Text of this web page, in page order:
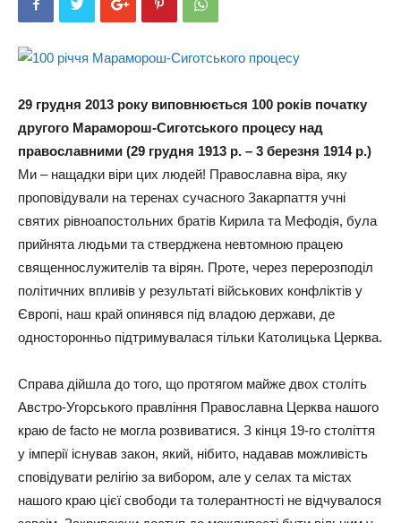
29 грудня 2013 року виповнюється 100 років початку
другого Мараморош-Сиготського процесу над
православними (29 грудня 1913 р. – 3 березня 1914 р.)
Ми – нащадки віри цих людей! Православна віра, яку
проповідували на теренах сучасного Закарпаття учні
святих рівноапостольних братів Кирила та Мефодія, була
прийнята людьми та стверджена невтомною працею
священнослужителів та вірян. Проте, через перерозподіл
політичних впливів у результаті військових конфліктів у
Європі, наш край опинявся під владою держави, де
односторонньо підтримувалася тільки Католицька Церква.
Справа дійшла до того, що протягом майже двох століть
Австро-Угорського правління Православна Церква нашого
краю de facto не могла розвиватися. З кінця 19-го століття
у імперії існував закон, який, нібито, надавав можливість
сповідувати релігію за вибором, але у селах та містах
нашого краю цієї свободи та толерантності не відчувалося